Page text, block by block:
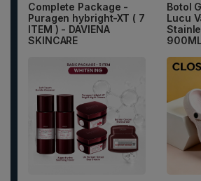
Complete Package -
Puragen hybright-XT ( 7
ITEM ) - DAVIENA
SKINCARE
Botol
Lucu